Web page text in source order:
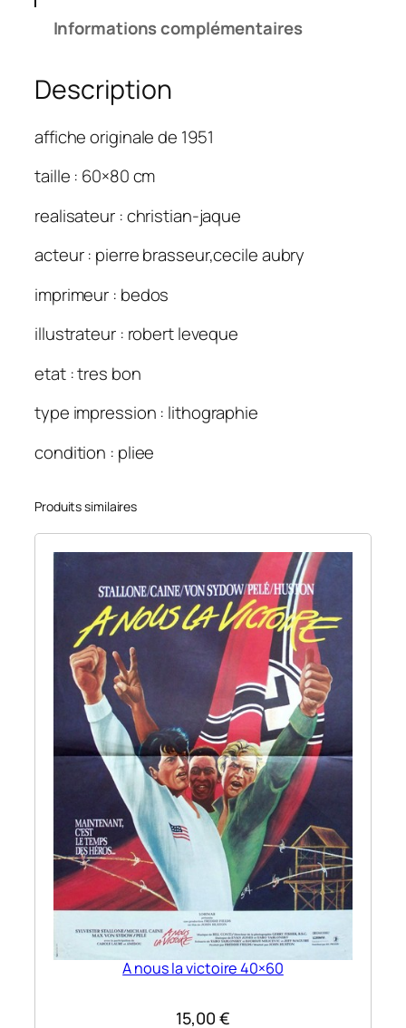
B
a
r
b
e
l
u
e
0
8
0
Informations complémentaires
Description
affiche originale de 1951
taille : 60×80 cm
realisateur : christian-jaque
acteur : pierre brasseur,cecile aubry
imprimeur : bedos
illustrateur : robert leveque
etat : tres bon
type impression : lithographie
condition : pliee
Produits similaires
A nous la victoire 40×60
15,00 €